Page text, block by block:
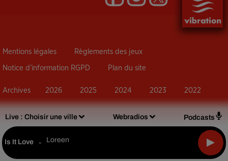
Live : Choisir une ville Webradios Podcasts
Is It Love - Loreen
Mentions légales Règlements des jeux
Notice d’information RGPD Plan du site
Archives 2026 2025 2024 2023 2022